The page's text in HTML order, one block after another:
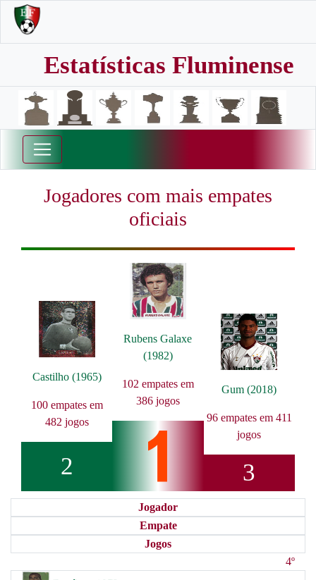
Estatísticas Fluminense
Jogadores com mais empates
oficiais
Castilho (1965)
100 empates em
482 jogos
2
Rubens Galaxe
(1982)
102 empates em
386 jogos
Gum (2018)
96 empates em 411
jogos
3
Jogador
Empate
Jogos
4º